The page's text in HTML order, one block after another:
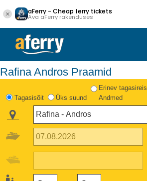
aFerry - Cheap ferry tickets
Ava aFerry rakenduses
Rafina Andros Praamid
Tagasisõit Üks suund
Erinev tagasireis
Andmed